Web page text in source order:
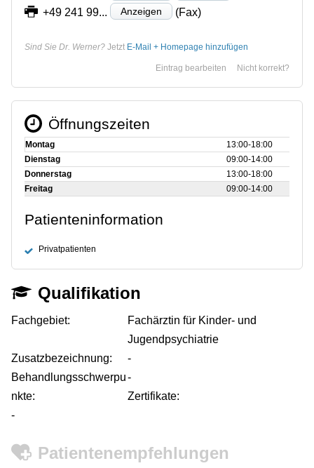
+49 241 99... Anzeigen (Fax)
Sind Sie Dr. Werner? Jetzt E-Mail + Homepage hinzufügen
Nicht korrekt?
Eintrag bearbeiten
Öffnungszeiten
Montag
13:00‑18:00
Dienstag
09:00‑14:00
Donnerstag
13:00‑18:00
Freitag
09:00‑14:00
Patienteninformation
Privatpatienten
Qualifikation
Fachgebiet:
Fachärztin für Kinder- und
Jugendpsychiatrie
Zusatzbezeichnung:
-
Behandlungsschwerpu
nkte:
-
Zertifikate:
-
Patientenempfehlungen